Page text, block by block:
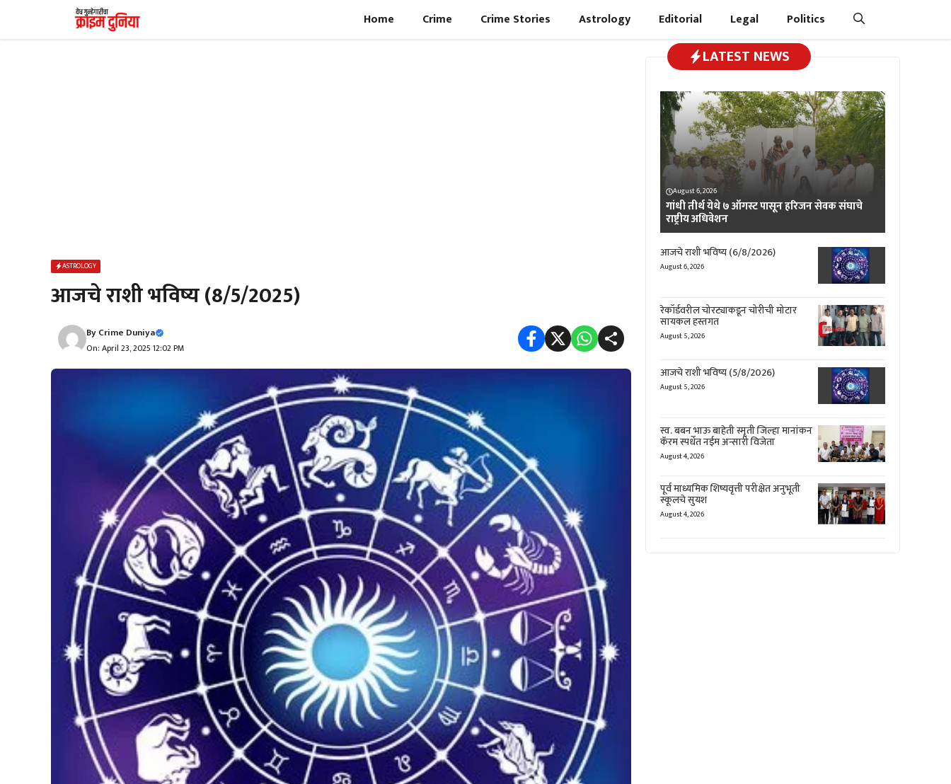
content
Home Crime Crime Stories Astrology Editorial Legal Politics
ASTROLOGY
आजचे राशी भविष्य (8/5/2025)
ByCrime Duniya
On: April 23, 2025 12:02 PM
LATEST NEWS
August 6, 2026
गांधी तीर्थ येथे ७ ऑगस्ट पासून हरिजन सेवक संघाचे
राष्ट्रीय अधिवेशन
आजचे राशी भविष्य (6/8/2026)
August 6, 2026
रेकॉर्डवरील चोरट्याकडून चोरीची मोटार
सायकल हस्तगत
August 5, 2026
आजचे राशी भविष्य (5/8/2026)
August 5, 2026
स्व. बबन भाऊ बाहेती स्मृती जिल्हा मानांकन
कॅरम स्पर्धेत नईम अन्सारी विजेता
August 4, 2026
पूर्व माध्यमिक शिष्यवृत्ती परीक्षेत अनुभूती
स्कूलचे सुयश
August 4, 2026